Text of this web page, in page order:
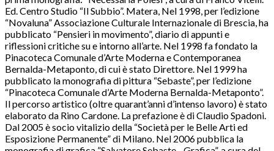
Ed. Centro Studio “Il Subbio”. Matera, Nel 1998, per l’edizione
“Novaluna” Associazione Culturale Internazionale di Brescia, ha
pubblicato “Pensieri in movimento”, diario di appunti e
riflessioni critiche su e intorno all’arte. Nel 1998 fa fondato la
Pinacoteca Comunale d’Arte Moderna e Contemporanea
Bernalda-Metaponto, di cui è stato Direttore. Nel 1999 ha
pubblicato la monografia di pittura “Sebaste”, per l’edizione
“Pinacoteca Comunale d’Arte Moderna Bernalda-Metaponto”.
Il percorso artistico (oltre quarant’anni d’intenso lavoro) è stato
elaborato da Rino Cardone. La prefazione è di Claudio Spadoni.
Dal 2005 è socio vitalizio della “Società per le Belle Arti ed
Esposizione Permanente” di Milano. Nel 2006 pubblica la